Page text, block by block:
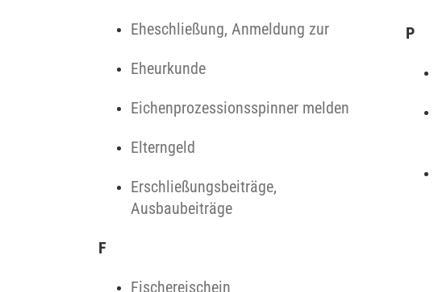
Eheschließung, Anmeldung zur
Eheurkunde
Eichenprozessionsspinner melden
Elterngeld
Erschließungsbeiträge,
Ausbaubeiträge
F
Fischereischein
P